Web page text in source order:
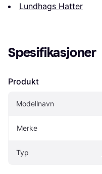
Lundhags Hatter
Spesifikasjoner
Produkt
Modellnavn
Merke
Typ